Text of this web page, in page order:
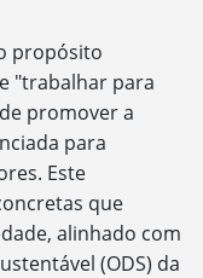
propósito
"trabalhar para
promover a
para
Este
que
alinhado com
(ODS) da